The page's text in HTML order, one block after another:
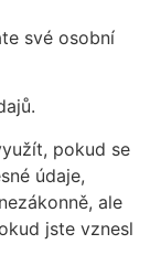
své osobní
pokud se
údaje,
ale
jste vznesl